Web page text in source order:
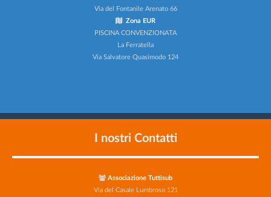
Via del Fontanile Arenato 66
Zona EUR
PISCINA CONVENZIONATA
La Ferratella
Via Salvatore Quasimodo 124
I nostri Contatti
Associazione Tuttisub
Via del Casale Lumbroso 121